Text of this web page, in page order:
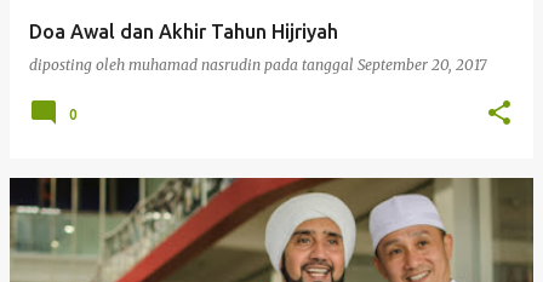
Doa Awal dan Akhir Tahun Hijriyah
diposting oleh muhamad nasrudin pada tanggal September 20, 2017
0